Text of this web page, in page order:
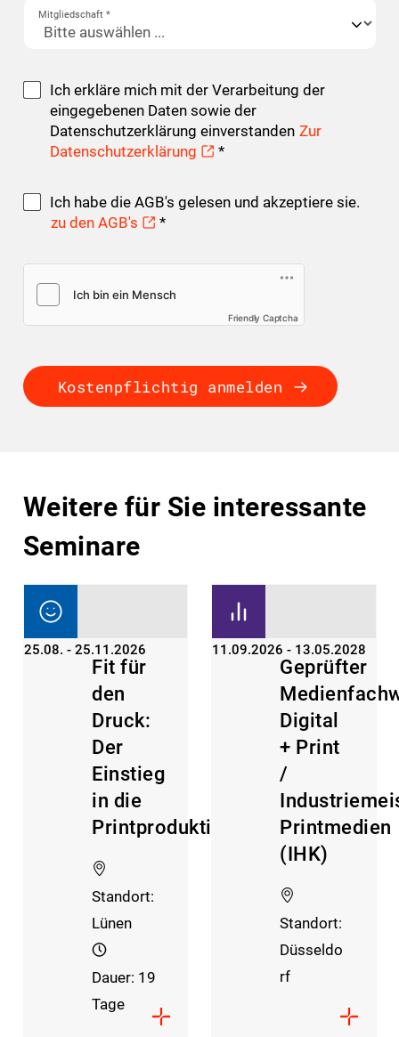
Mitgliedschaft *
Ich erkläre mich mit der Verarbeitung der
eingegebenen Daten sowie der
Datenschutzerklärung einverstanden Zur
Datenschutzerklärung
*
Ich habe die AGB's gelesen und akzeptiere sie.
zu den AGB's
*
Friendly Captcha
Kostenpflichtig anmelden
Weitere für Sie interessante
Seminare
25.08. - 25.11.2026
Fit für
den
Druck:
Der
Einstieg
in die
Printproduktion
Standort:
Lünen
Dauer: 19
Tage
11.09.2026 - 13.05.2028
Geprüfter
Digital
+ Print
/
Printmedien
(IHK)
Standort:
Düsseldo
rf